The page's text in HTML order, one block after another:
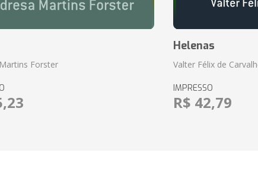
Forster
Helenas
Valter Félix de
IMPRESSO
R$ 42,79